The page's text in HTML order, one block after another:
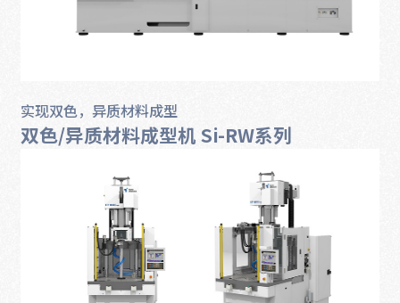
实现双色，异质材料成型
双色/异质材料成型机 Si-RW系列